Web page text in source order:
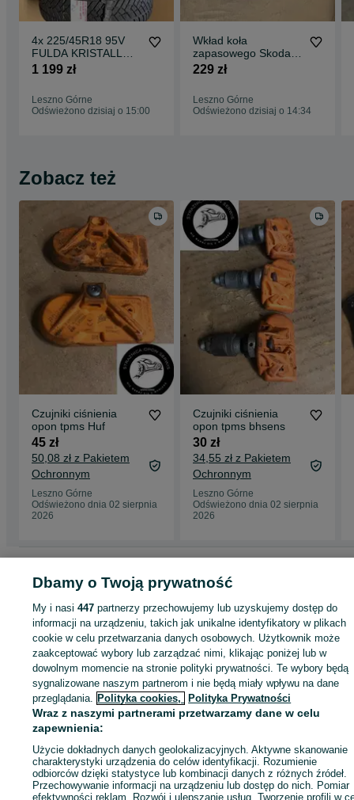
4x 225/45R18 95V
FULDA KRISTALL
CONTROLL 2 opon
1 199 zł
Leszno Górne
Odświeżono dzisiaj o 15:00
Wkład koła
zapasowego Skoda
Roomster
229 zł
Leszno Górne
Odświeżono dzisiaj o 14:34
Zobacz też
Czujniki ciśnienia
opon tpms Huf
45 zł
50,08 zł z Pakietem
Ochronnym
Leszno Górne
Odświeżono dnia 02 sierpnia
2026
Czujniki ciśnienia
opon tpms bhsens
30 zł
34,55 zł z Pakietem
Ochronnym
Leszno Górne
Odświeżono dnia 02 sierpnia
2026
Pozostałe Opony i Felgi - Lubuskie
Pozostałe Opony i Felgi - Leszno Górne
KATEGORIA
ID:920506781 Wyświetlenia:
Kup
Dbamy o Twoją prywatność
My i nasi447 partnerzy przechowujemy lub uzyskujemy dostęp do
informacji na urządzeniu, takich jak unikalne identyfikatory w plikach
cookie w celu przetwarzania danych osobowych. Użytkownik może
zaakceptować wybory lub zarządzać nimi, klikając poniżej lub w
dowolnym momencie na stronie polityki prywatności. Te wybory będą
sygnalizowane naszym partnerom i nie będą miały wpływu na dane
przeglądania. Polityka cookies, Polityka Prywatności
Wraz z naszymi partnerami przetwarzamy dane w celu
zapewnienia:
Użycie dokładnych danych geolokalizacyjnych. Aktywne skanowanie
charakterystyki urządzenia do celów identyfikacji. Rozumienie
odbiorców dzięki statystyce lub kombinacji danych z różnych źródeł.
Przechowywanie informacji na urządzeniu lub dostęp do nich. Pomiar
efektywności reklam. Rozwój i ulepszanie usług. Tworzenie profili w